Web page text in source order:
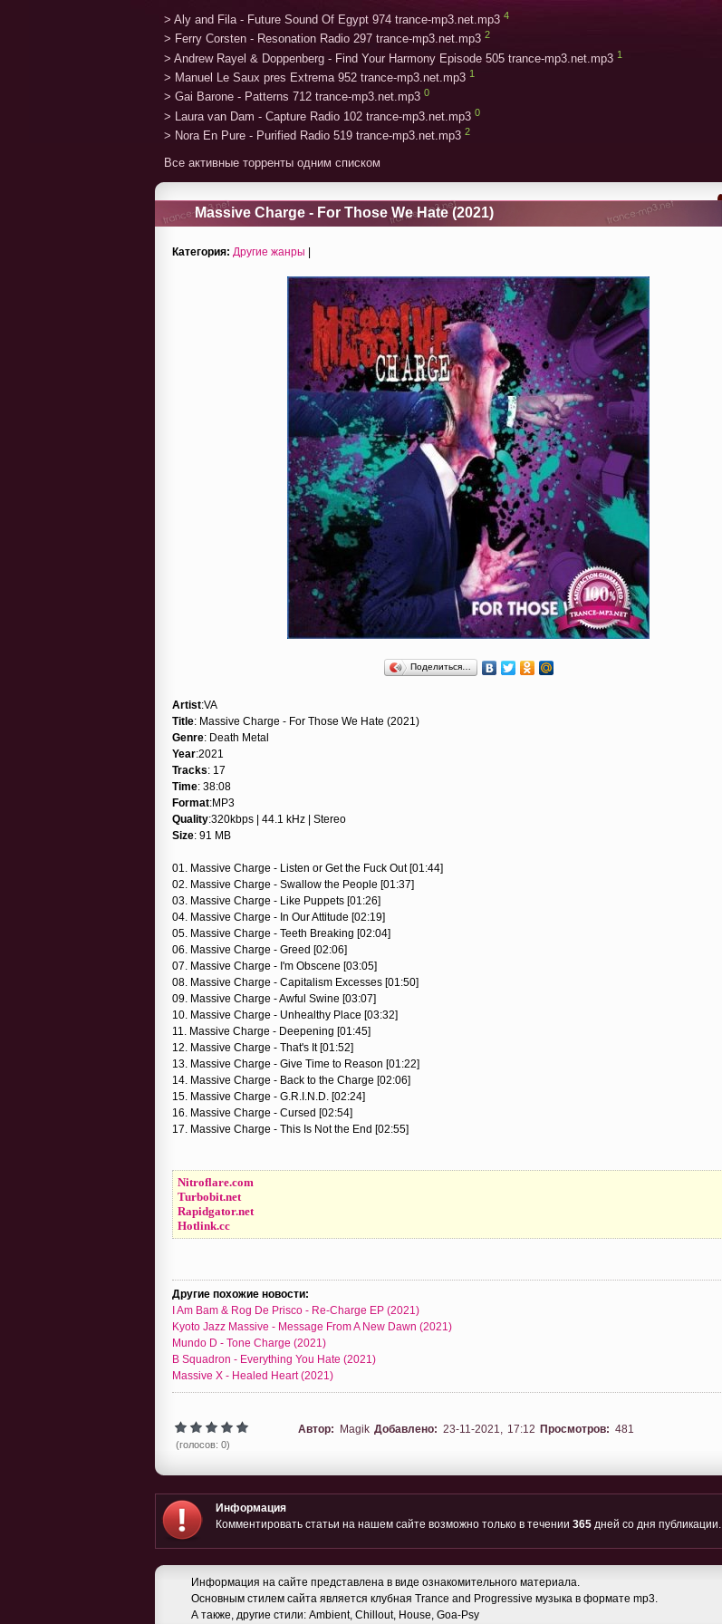
> Aly and Fila - Future Sound Of Egypt 974 trance-mp3.net.mp3 4
> Ferry Corsten - Resonation Radio 297 trance-mp3.net.mp3 2
> Andrew Rayel & Doppenberg - Find Your Harmony Episode 505 trance-mp3.net.mp3 1
> Manuel Le Saux pres Extrema 952 trance-mp3.net.mp3 1
> Gai Barone - Patterns 712 trance-mp3.net.mp3 0
> Laura van Dam - Capture Radio 102 trance-mp3.net.mp3 0
> Nora En Pure - Purified Radio 519 trance-mp3.net.mp3 2
Все активные торренты одним списком
Massive Charge - For Those We Hate (2021)
Категория: Другие жанры |
Поделиться…
Artist:VA
Title: Massive Charge - For Those We Hate (2021)
Genre: Death Metal
Year:2021
Tracks: 17
Time: 38:08
Format:MP3
Quality:320kbps | 44.1 kHz | Stereo
Size: 91 MB
01. Massive Charge - Listen or Get the Fuck Out [01:44]
02. Massive Charge - Swallow the People [01:37]
03. Massive Charge - Like Puppets [01:26]
04. Massive Charge - In Our Attitude [02:19]
05. Massive Charge - Teeth Breaking [02:04]
06. Massive Charge - Greed [02:06]
07. Massive Charge - I'm Obscene [03:05]
08. Massive Charge - Capitalism Excesses [01:50]
09. Massive Charge - Awful Swine [03:07]
10. Massive Charge - Unhealthy Place [03:32]
11. Massive Charge - Deepening [01:45]
12. Massive Charge - That's It [01:52]
13. Massive Charge - Give Time to Reason [01:22]
14. Massive Charge - Back to the Charge [02:06]
15. Massive Charge - G.R.I.N.D. [02:24]
16. Massive Charge - Cursed [02:54]
17. Massive Charge - This Is Not the End [02:55]
Nitroflare.com
Turbobit.net
Rapidgator.net
Hotlink.cc
Другие похожие новости:
I Am Bam & Rog De Prisco - Re-Charge EP (2021)
Kyoto Jazz Massive - Message From A New Dawn (2021)
Mundo D - Tone Charge (2021)
B Squadron - Everything You Hate (2021)
Massive X - Healed Heart (2021)
(голосов: 0)
Автор: Magik Добавлено: 23-11-2021, 17:12 Просмотров: 481
Информация
Комментировать статьи на нашем сайте возможно только в течении 365 дней со дня публикации.
Информация на сайте представлена в виде ознакомительного материала.
Основным стилем сайта является клубная Trance and Progressive музыка в формате mp3.
А также, другие стили: Ambient, Chillout, House, Goa-Psy